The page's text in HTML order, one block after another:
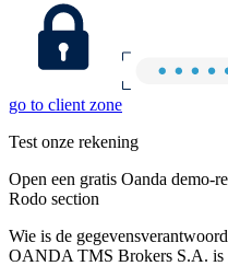
go to client zone
Test onze rekening
Open een gratis Oanda demo-
Rodo section
Wie is de
OANDA TMS Brokers S.A. is